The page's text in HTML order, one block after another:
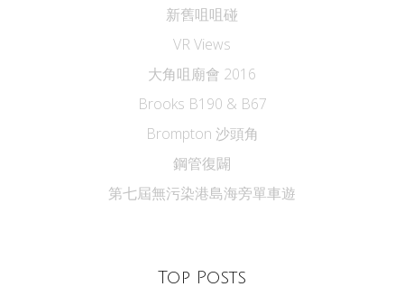
新舊咀咀碰
VR Views
大角咀廟會 2016
Brooks B190 & B67
Brompton 沙頭角
鋼管復闢
第七屆無污染港島海旁單車遊
Top Posts